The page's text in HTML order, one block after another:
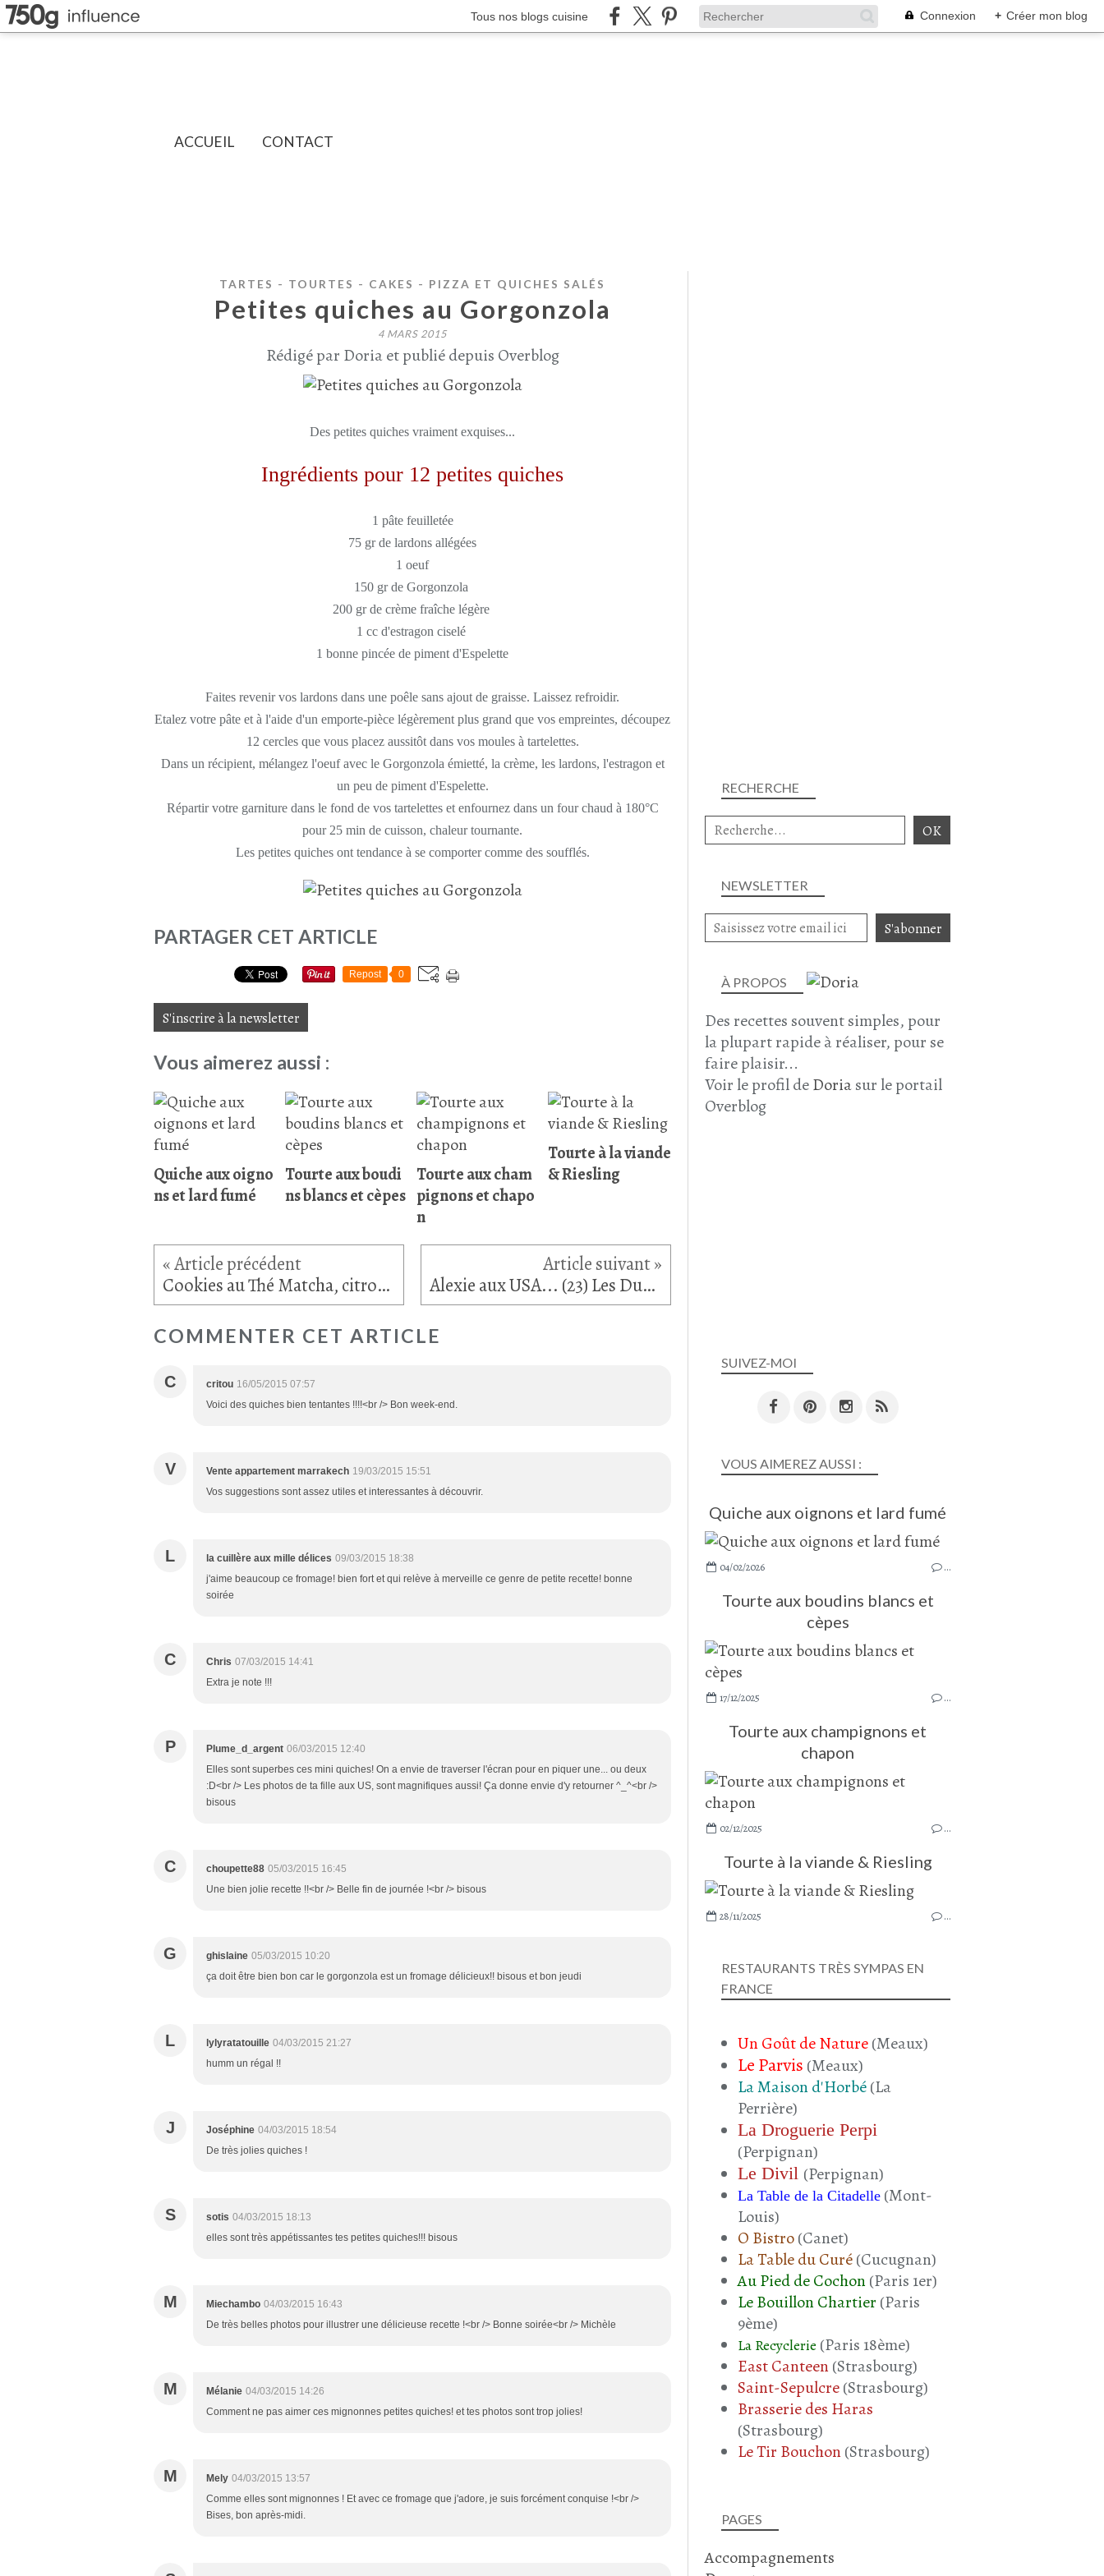
Tous nos blogs cuisine Connexion + Créer mon blog
ACCUEIL CONTACT
TARTES - TOURTES - CAKES - PIZZA ET QUICHES SALÉS
Petites quiches au Gorgonzola
4 MARS 2015
Rédigé par Doria et publié depuis Overblog
Des petites quiches vraiment exquises...
Ingrédients pour 12 petites quiches
1 pâte feuilletée
75 gr de lardons allégées
1 oeuf
150 gr de Gorgonzola
200 gr de crème fraîche légère
1 cc d'estragon ciselé
1 bonne pincée de piment d'Espelette
Faites revenir vos lardons dans une poêle sans ajout de graisse. Laissez refroidir.
Etalez votre pâte et à l'aide d'un emporte-pièce légèrement plus grand que vos empreintes, découpez
12 cercles que vous placez aussitôt dans vos moules à tartelettes.
Dans un récipient, mélangez l'oeuf avec le Gorgonzola émietté, la crème, les lardons, l'estragon et
un peu de piment d'Espelette.
Répartir votre garniture dans le fond de vos tartelettes et enfournez dans un four chaud à 180°C
pour 25 min de cuisson, chaleur tournante.
Les petites quiches ont tendance à se comporter comme des soufflés.
PARTAGER CET ARTICLE
Repost 0
S'inscrire à la newsletter
Vous aimerez aussi :
Quiche aux oigno
ns et lard fumé
Tourte aux boudi
ns blancs et cèpes
Tourte aux cham
pignons et chapo
n
Tourte à la viande
& Riesling
Cookies au Thé Matcha, citron vert et fraises déshydratées Alexie aux USA... (23) Les Dunes
COMMENTER CET ARTICLE
C critou 16/05/2015 07:57
Voici des quiches bien tentantes !!!!<br /> Bon week-end.
V Vente appartement marrakech 19/03/2015 15:51
Vos suggestions sont assez utiles et interessantes à découvrir.
L la cuillère aux mille délices 09/03/2015 18:38
j'aime beaucoup ce fromage! bien fort et qui relève à merveille ce genre de petite recette! bonne
soirée
C Chris 07/03/2015 14:41
Extra je note !!!
P Plume_d_argent 06/03/2015 12:40
Elles sont superbes ces mini quiches! On a envie de traverser l'écran pour en piquer une... ou deux
:D<br /> Les photos de ta fille aux US, sont magnifiques aussi! Ça donne envie d'y retourner ^_^<br />
bisous
C choupette88 05/03/2015 16:45
Une bien jolie recette !!<br /> Belle fin de journée !<br /> bisous
G ghislaine 05/03/2015 10:20
ça doit être bien bon car le gorgonzola est un fromage délicieux!! bisous et bon jeudi
L lylyratatouille 04/03/2015 21:27
humm un régal !!
J Joséphine 04/03/2015 18:54
De très jolies quiches !
S sotis 04/03/2015 18:13
elles sont très appétissantes tes petites quiches!!! bisous
M Miechambo 04/03/2015 16:43
De très belles photos pour illustrer une délicieuse recette !<br /> Bonne soirée<br /> Michèle
M Mélanie 04/03/2015 14:26
Comment ne pas aimer ces mignonnes petites quiches! et tes photos sont trop jolies!
M Mely 04/03/2015 13:57
Comme elles sont mignonnes ! Et avec ce fromage que j'adore, je suis forcément conquise !<br />
Bises, bon après-midi.
NEWSLETTER
SUIVEZ-MOI
RECHERCHE
À PROPOS
Des recettes souvent simples, pour
la plupart rapide à réaliser, pour se
faire plaisir...
Voir le profil deDoriasur le portail
Overblog
VOUS AIMEREZ AUSSI :
Quiche aux oignons et lard fumé
04/02/2026 …
Tourte aux boudins blancs et
cèpes
17/12/2025 …
Tourte aux champignons et
chapon
02/12/2025 …
Tourte à la viande & Riesling
28/11/2025 …
PAGES
Accompagnements
RESTAURANTS TRÈS SYMPAS EN
FRANCE
Un Goût de Nature(Meaux)
Le Parvis (Meaux)
La Maison d'Horbé(La
Perrière)
La Droguerie Perpi
(Perpignan)
Le Divil (Perpignan)
La Table de la Citadelle (Mont-
Louis)
O Bistro(Canet)
La Table du Curé(Cucugnan)
Au Pied de Cochon(Paris 1er)
Le Bouillon Chartier (Paris
9ème)
La Recyclerie (Paris 18ème)
East Canteen(Strasbourg)
Saint-Sepulcre(Strasbourg)
Brasserie des Haras
(Strasbourg)
Le Tir Bouchon(Strasbourg)